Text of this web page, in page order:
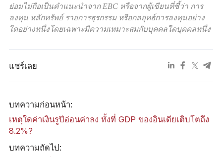
ย่อมไม่ถือเป็นคำแนะนำจาก EBC หรือจากผู้เขียนที่ชี้ว่า การ
ลงทุน หลักทรัพย์ รายการธุรกรรม หรือกลยุทธ์การลงทุนอย่าง
ใดอย่างหนึ่งโดยเฉพาะมีความเหมาะสมกับบุคคลใดบุคคลหนึ่ง
แชร์เลย
บทความก่อนหน้า:
เหตุใดค่าเงินรูปีอ่อนค่าลง ทั้งที่ GDP ของอินเดียเติบโตถึง
8.2%?
บทความถัดไป: